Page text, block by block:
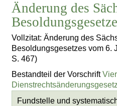
Änderung des
Vollzitat: Änderung des
Besoldungsgesetzes vom 6.
S. 467)
Bestandteil der Vorschrift
Dienstrechtsänderungsgesetz
Fundstelle und